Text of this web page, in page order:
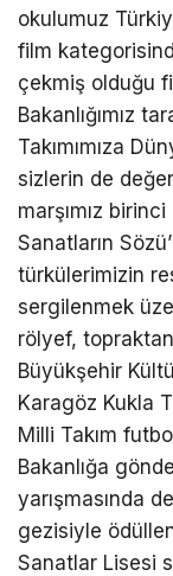
okulumuz
film
çekmiş olduğu
Bakanlığımız
Takımımıza
sizlerin de
marşımız
Sanatların
türkülerimizin
sergilenmek
rölyef,
Büyükşehir
Karagöz Kukla
Milli Takım
Bakanlığa
yarışmasında
gezisiyle
Sanatlar Lisesi